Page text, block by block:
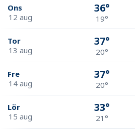
Ons
12 aug
36°
19°
Tor
13 aug
37°
20°
Fre
14 aug
37°
20°
Lör
15 aug
33°
21°